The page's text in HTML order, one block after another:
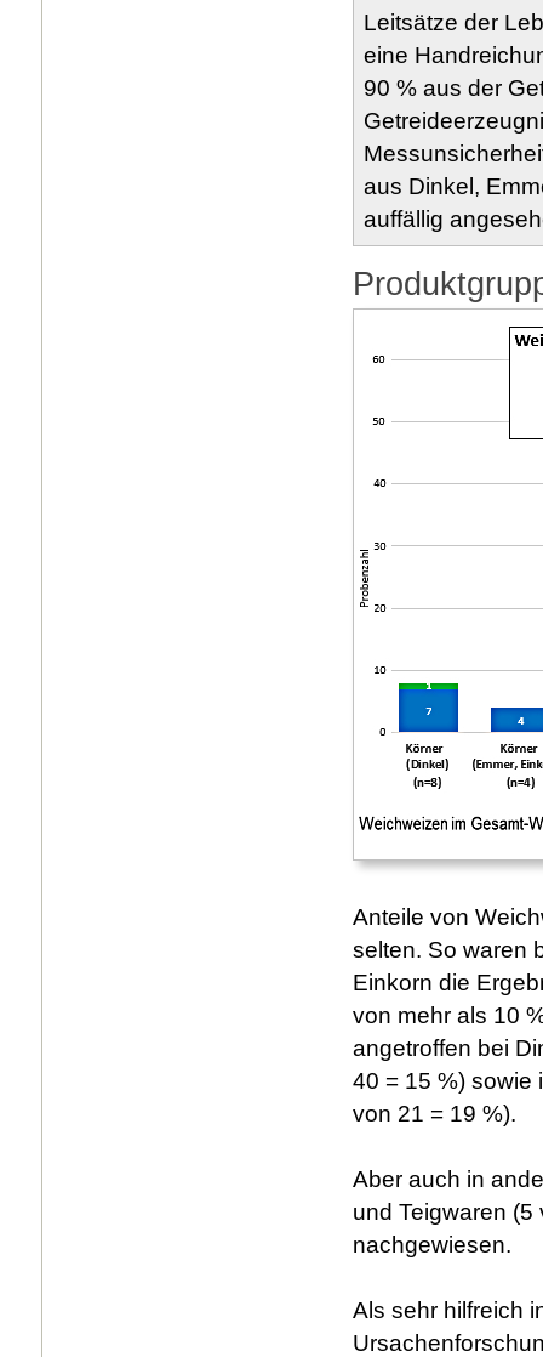
Leitsätze der
eine
90 % aus der
aus Dinkel,
auffällig
Anteile von
selten. So waren
Einkorn die
von mehr als 10
angetroffen bei
40 = 15 %) sowie
von 21 = 19 %).
Aber auch in
und Teigwaren (5
nachgewiesen.
Als sehr hilfreich